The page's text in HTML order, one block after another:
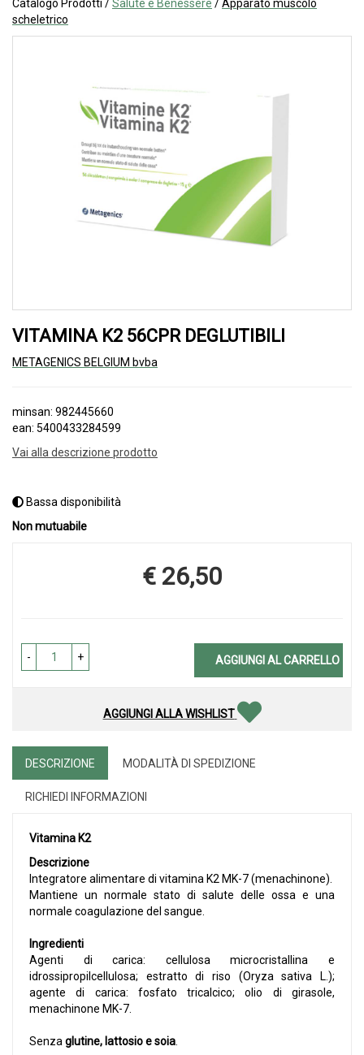
Catalogo Prodotti /Salute e Benessere /Apparato muscolo
scheletrico
VITAMINA K2 56CPR DEGLUTIBILI
METAGENICS BELGIUM bvba
minsan: 982445660
ean: 5400433284599
Vai alla descrizione prodotto
Bassa disponibilità
Non mutuabile
Prezzo
€ 26,50
- + AGGIUNGI AL CARRELLO
AGGIUNGI ALLA WISHLIST
DESCRIZIONE MODALITÀ DI SPEDIZIONE
RICHIEDI INFORMAZIONI
Vitamina K2
Descrizione
Integratore alimentare di vitamina K2 MK-7 (menachinone).
Mantiene un normale stato di salute delle ossa e una
normale coagulazione del sangue.
Ingredienti
Agenti di carica: cellulosa microcristallina e
idrossipropilcellulosa; estratto di riso (Oryza sativa L.);
agente di carica: fosfato tricalcico; olio di girasole,
menachinone MK-7.
Senzaglutine, lattosio e soia.